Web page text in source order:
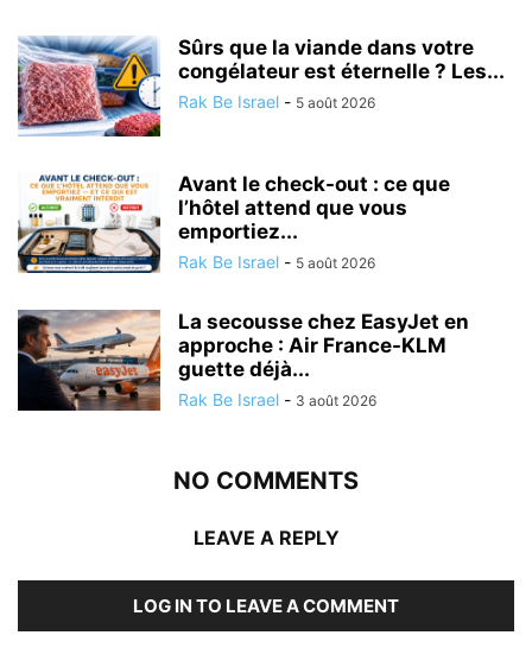
Sûrs que la viande dans votre
congélateur est éternelle ? Les...
Rak Be Israel - 5 août 2026
Avant le check-out : ce que
l’hôtel attend que vous
emportiez...
Rak Be Israel - 5 août 2026
La secousse chez EasyJet en
approche : Air France-KLM
guette déjà...
Rak Be Israel - 3 août 2026
NO COMMENTS
LEAVE A REPLY
LOG IN TO LEAVE A COMMENT